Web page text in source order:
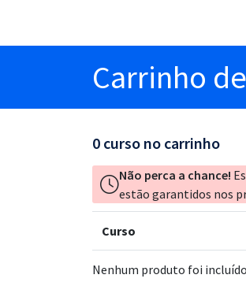
Carrinho
0 curso no carrinho
Não perca a chance!
estão garantidos nos
Curso
Nenhum produto foi